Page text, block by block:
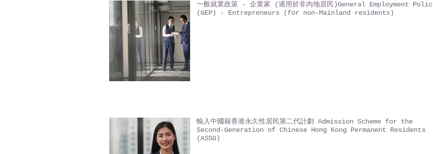
一般就業政策 - 企業家 (適用於非內地居民)General Employment Policy
(GEP) - Entrepreneurs (for non-Mainland residents)
輸入中國籍香港永久性居民第二代計劃 Admission Scheme for the
Second-Generation of Chinese Hong Kong Permanent Residents
(ASSG)